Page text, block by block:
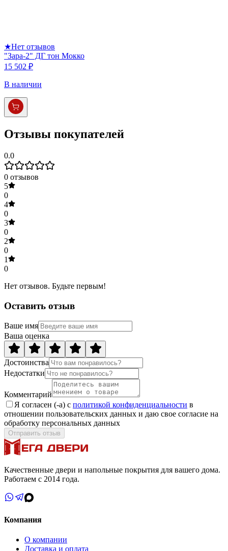
★Нет отзывов
"Зара-2" ДГ тон Мокко
15 502 ₽
В наличии
Отзывы покупателей
0.0
0 отзывов
5
0
4
0
3
0
2
0
1
0
Нет отзывов. Будьте первым!
Оставить отзыв
Ваше имя
Ваша оценка
Достоинства
Недостатки
Комментарий
Я согласен (-а) с политикой конфиденциальности в
отношении пользовательских данных и даю свое согласие на
обработку персональных данных
Отправить отзыв
Качественные двери и напольные покрытия для вашего дома.
Работаем с 2014 года.
Компания
О компании
Доставка и оплата